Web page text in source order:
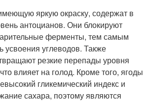
яркую окраску, содержат в
антоцианов. Они блокируют
ферменты, тем самым
усвоения углеводов. Также
резкие перепады уровня
влияет на голод. Кроме того, ягоды
гликемический индекс и
сахара, поэтому являются